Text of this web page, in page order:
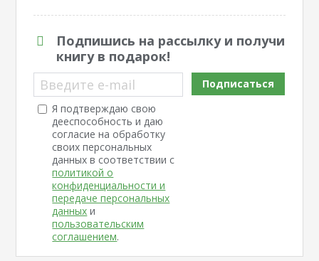
Подпишись на рассылку и получи
книгу в подарок!
Введите e-mail
Я подтверждаю свою
дееспособность и даю
согласие на обработку
своих персональных
данных в соответствии с
политикой о
конфиденциальности и
передаче персональных
данных и
пользовательским
соглашением.
Подписаться